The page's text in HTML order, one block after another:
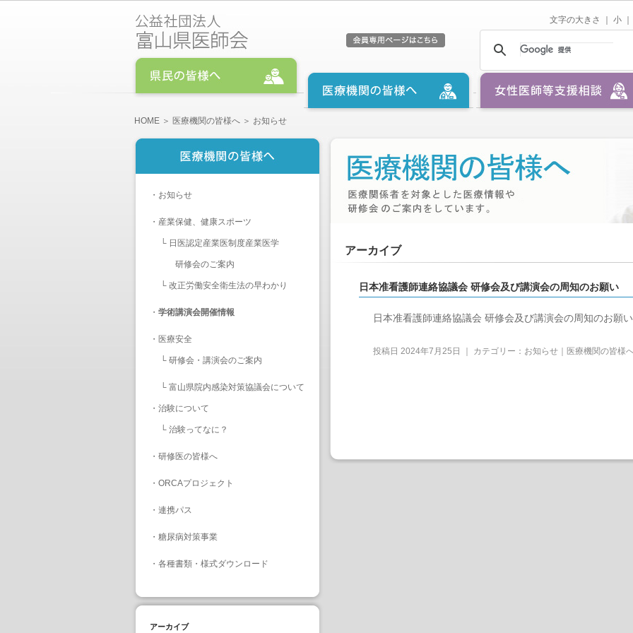
文字の大きさ ｜ 小
HOME ＞ 医療機関の皆様へ ＞ お知らせ
・ お知らせ
・ 産業保健、健康スポーツ
└ 日医認定産業医制度産業医学
研修会のご案内
└ 改正労働安全衛生法の早わかり
・ 学術講演会開催情報
・ 医療安全
└ 研修会・講演会のご案内
└ 富山県院内感染対策協議会について
・ 治験について
└ 治験ってなに？
・ 研修医の皆様へ
・ ORCAプロジェクト
・ 連携パス
・ 糖尿病対策事業
・ 各種書類・様式ダウンロード
アーカイブ
アーカイブ
日本准看護師連絡協議会 研修会及び講演会の周知のお願い
日本准看護師連絡協議会 研修会及び講演会の周知のお願い
投稿日 2024年7月25日 ｜ カテゴリー： お知らせ｜医療機関の皆様